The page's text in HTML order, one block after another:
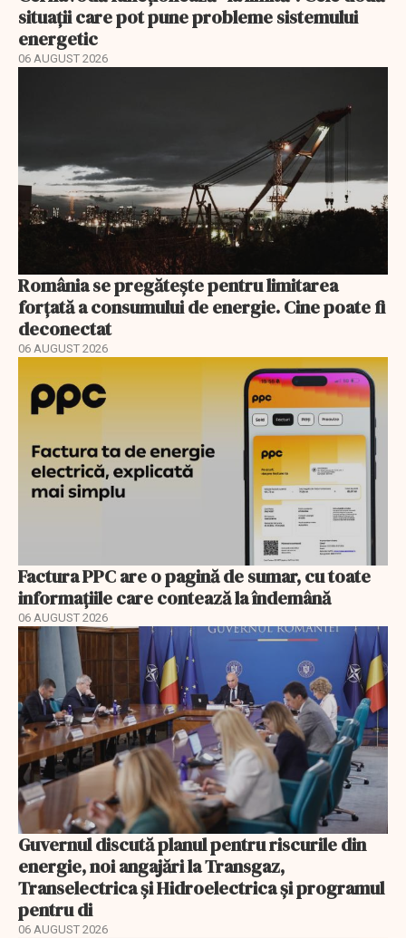
situații care pot pune probleme sistemului
energetic
06 AUGUST 2026
România se pregătește pentru limitarea
forțată a consumului de energie. Cine poate fi
deconectat
06 AUGUST 2026
Factura PPC are o pagină de sumar, cu toate
informațiile care contează la îndemână
06 AUGUST 2026
Guvernul discută planul pentru riscurile din
energie, noi angajări la Transgaz,
Transelectrica și Hidroelectrica și programul
pentru di
06 AUGUST 2026